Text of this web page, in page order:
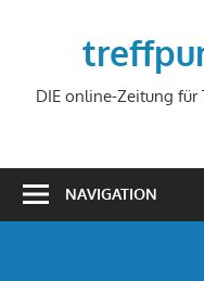
DIE online-Zeitung
NAVIGATION